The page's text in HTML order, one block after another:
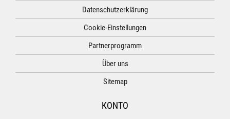
Datenschutzerklärung
Cookie-Einstellungen
Partnerprogramm
Über uns
Sitemap
KONTO